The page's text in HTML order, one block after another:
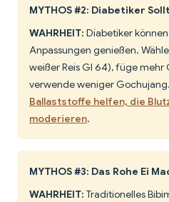
MYTHOS #2: Diabetiker
WAHRHEIT: Diabetiker
Anpassungen genießen.
weißer Reis GI 64), füge mehr
verwende weniger Gochujang.
Ballaststoffe helfen, die
moderieren.
MYTHOS #3: Das Rohe Ei
WAHRHEIT: Traditionelles